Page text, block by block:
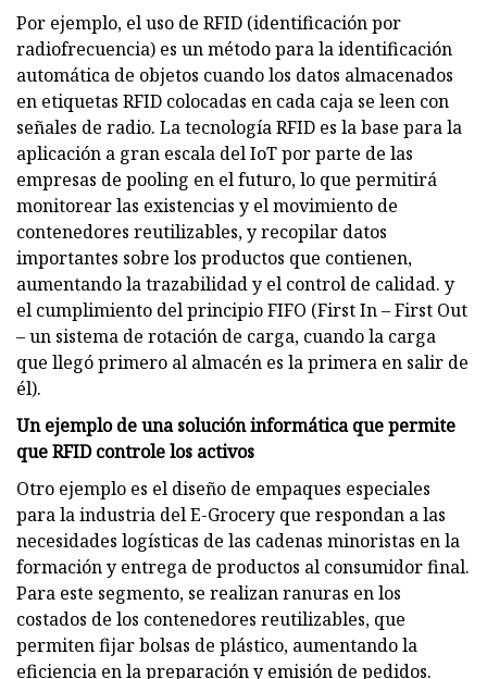
Por ejemplo, el uso de RFID (identificación por
radiofrecuencia) es un método para la identificación
automática de objetos cuando los datos almacenados
en etiquetas RFID colocadas en cada caja se leen con
señales de radio. La tecnología RFID es la base para la
aplicación a gran escala del IoT por parte de las
empresas de pooling en el futuro, lo que permitirá
monitorear las existencias y el movimiento de
contenedores reutilizables, y recopilar datos
importantes sobre los productos que contienen,
aumentando la trazabilidad y el control de calidad. y
el cumplimiento del principio FIFO (First In – First Out
– un sistema de rotación de carga, cuando la carga
que llegó primero al almacén es la primera en salir de
él).
Un ejemplo de una solución informática que permite
que RFID controle los activos
Otro ejemplo es el diseño de empaques especiales
para la industria del E-Grocery que respondan a las
necesidades logísticas de las cadenas minoristas en la
formación y entrega de productos al consumidor final.
Para este segmento, se realizan ranuras en los
costados de los contenedores reutilizables, que
permiten fijar bolsas de plástico, aumentando la
eficiencia en la preparación y emisión de pedidos.